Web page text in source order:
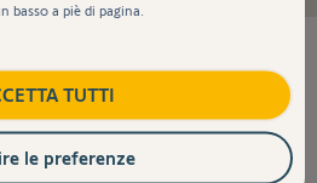
manuale per porta di
basso a piè di pagina.
TUTTI
le preferenze